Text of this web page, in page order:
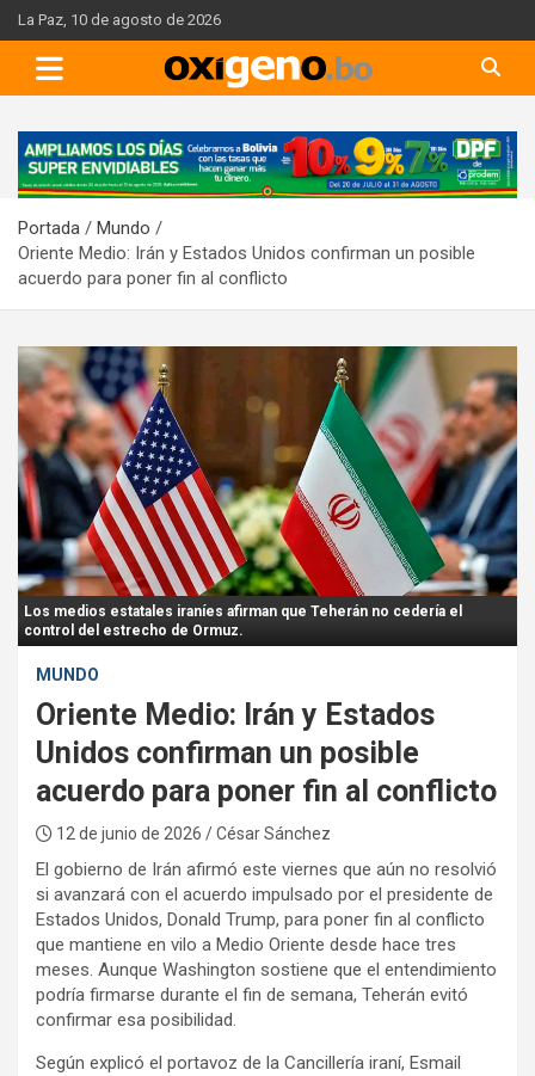
Skip
to
content
La Paz, 10 de agosto de 2026
A
d
e
r
t
s
e
m
e
n
t
:
Portada
Mundo
Oriente Medio: Irán y Estados Unidos confirman un posible
acuerdo para poner fin al conflicto
Los medios estatales iraníes afirman que Teherán no cedería el
control del estrecho de Ormuz.
MUNDO
Oriente Medio: Irán y Estados
Unidos confirman un posible
acuerdo para poner fin al conflicto
12 de junio de 2026 / César Sánchez
El gobierno de Irán afirmó este viernes que aún no resolvió
si avanzará con el acuerdo impulsado por el presidente de
Estados Unidos, Donald Trump, para poner fin al conflicto
que mantiene en vilo a Medio Oriente desde hace tres
meses. Aunque Washington sostiene que el entendimiento
podría firmarse durante el fin de semana, Teherán evitó
confirmar esa posibilidad.
Según explicó el portavoz de la Cancillería iraní, Esmail